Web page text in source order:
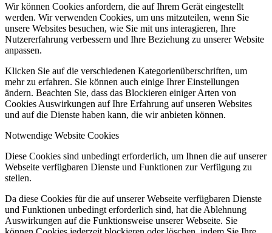
Wir können Cookies anfordern, die auf Ihrem Gerät eingestellt
werden. Wir verwenden Cookies, um uns mitzuteilen, wenn Sie
unsere Websites besuchen, wie Sie mit uns interagieren, Ihre
Nutzererfahrung verbessern und Ihre Beziehung zu unserer Website
anpassen.
Klicken Sie auf die verschiedenen Kategorienüberschriften, um
mehr zu erfahren. Sie können auch einige Ihrer Einstellungen
ändern. Beachten Sie, dass das Blockieren einiger Arten von
Cookies Auswirkungen auf Ihre Erfahrung auf unseren Websites
und auf die Dienste haben kann, die wir anbieten können.
Notwendige Website Cookies
Diese Cookies sind unbedingt erforderlich, um Ihnen die auf unserer
Webseite verfügbaren Dienste und Funktionen zur Verfügung zu
stellen.
Da diese Cookies für die auf unserer Webseite verfügbaren Dienste
und Funktionen unbedingt erforderlich sind, hat die Ablehnung
Auswirkungen auf die Funktionsweise unserer Webseite. Sie